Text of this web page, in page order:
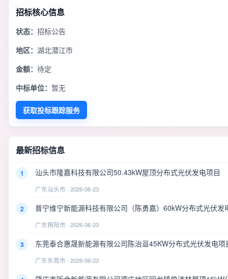
招标核心信息
状态： 招标公告
地区： 湖北潜江市
金额： 待定
中标单位： 暂无
获取投标跟踪服务
最新招标信息
1 汕头市隆嘉科技有限公司50.43kW屋顶分布式光伏发电项目
广东汕头市 · 2026-06-23
2 普宁维宁新能源科技有限公司（陈勇嘉）60kW分布式光伏发
广东揭阳市 · 2026-06-23
3 东莞泰合惠晟新能源有限公司陈治亘45KW分布式光伏发电项
广东东莞市 · 2026-06-23